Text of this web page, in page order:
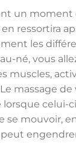
un moment
ressortira
les
né, vous
muscles,
massage de
celui-
se mouvoir,